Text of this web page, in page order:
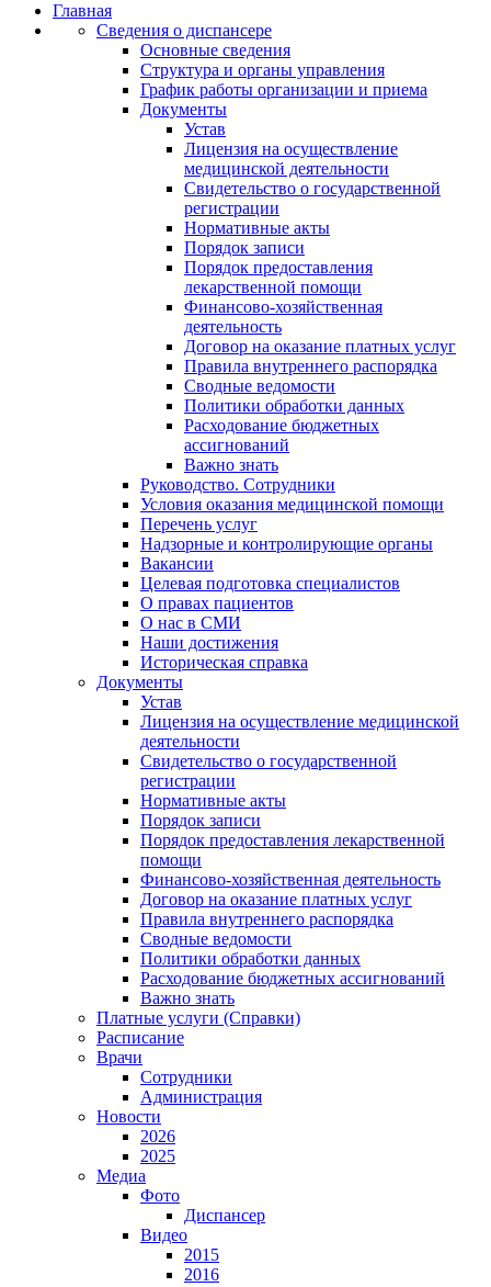
Главная
Сведения о диспансере
Основные сведения
Структура и органы управления
График работы организации и приема
Документы
Устав
Лицензия на осуществление
медицинской деятельности
Свидетельство о государственной
регистрации
Нормативные акты
Порядок записи
Порядок предоставления
лекарственной помощи
Финансово-хозяйственная
деятельность
Договор на оказание платных услуг
Правила внутреннего распорядка
Сводные ведомости
Политики обработки данных
Расходование бюджетных
ассигнований
Важно знать
Руководство. Сотрудники
Условия оказания медицинской помощи
Перечень услуг
Надзорные и контролирующие органы
Вакансии
Целевая подготовка специалистов
О правах пациентов
О нас в СМИ
Наши достижения
Историческая справка
Документы
Устав
Лицензия на осуществление медицинской
деятельности
Свидетельство о государственной
регистрации
Нормативные акты
Порядок записи
Порядок предоставления лекарственной
помощи
Финансово-хозяйственная деятельность
Договор на оказание платных услуг
Правила внутреннего распорядка
Сводные ведомости
Политики обработки данных
Расходование бюджетных ассигнований
Важно знать
Платные услуги (Справки)
Расписание
Врачи
Сотрудники
Администрация
Новости
2026
2025
Медиа
Фото
Диспансер
Видео
2015
2016